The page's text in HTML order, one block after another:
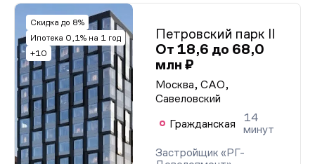
Скидка до 8%
Ипотека 0,1% на 1 год
+10
Петровский парк II
От 18,6 до 68,0
млн ₽
Москва, САО,
Савеловский
Гражданская
14
минут
Застройщик «РГ-